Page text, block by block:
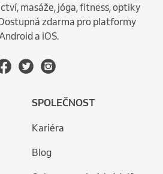
masáže, jóga, fitness, optiky
zdarma pro platformy
Android a iOS.
SPOLEČNOST
Kariéra
Blog